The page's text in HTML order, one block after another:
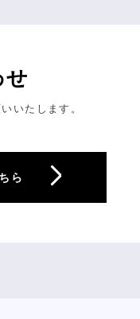
せ
いたします。
ら